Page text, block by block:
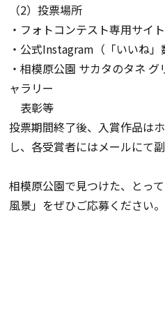
（2）投票場所
・フォトコンテスト専用サイト
・公式Instagram （「いいね」
・相模原公園 サカタのタネ
ャラリー
表彰等
投票期間終了後、入賞作品は
し、各受賞者にはメールにて
相模原公園で見つけた、とっ
風景」をぜひご応募ください。